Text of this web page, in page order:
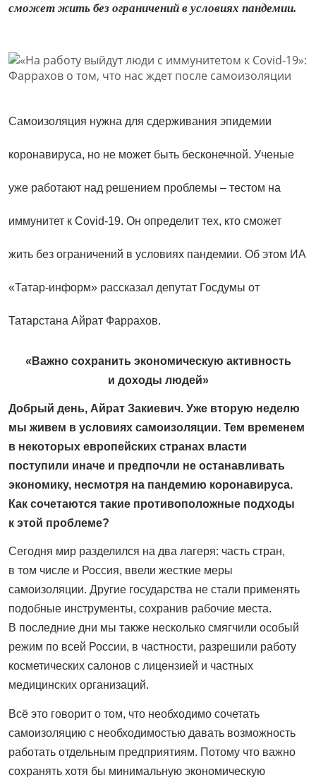
сможет жить без ограничений в условиях пандемии.
Самоизоляция нужна для сдерживания эпидемии
коронавируса, но не может быть бесконечной. Ученые
уже работают над решением проблемы – тестом на
иммунитет к Covid-19. Он определит тех, кто сможет
жить без ограничений в условиях пандемии. Об этом ИА
«Татар-информ» рассказал депутат Госдумы от
Татарстана Айрат Фаррахов.
«Важно сохранить экономическую активность
и доходы людей»
Добрый день, Айрат Закиевич. Уже вторую неделю
мы живем в условиях самоизоляции. Тем временем
в некоторых европейских странах власти
поступили иначе и предпочли не останавливать
экономику, несмотря на пандемию коронавируса.
Как сочетаются такие противоположные подходы
к этой проблеме?
Сегодня мир разделился на два лагеря: часть стран,
в том числе и Россия, ввели жесткие меры
самоизоляции. Другие государства не стали применять
подобные инструменты, сохранив рабочие места.
В последние дни мы также несколько смягчили особый
режим по всей России, в частности, разрешили работу
косметических салонов с лицензией и частных
медицинских организаций.
Всё это говорит о том, что необходимо сочетать
самоизоляцию с необходимостью давать возможность
работать отдельным предприятиям. Потому что важно
сохранять хотя бы минимальную экономическую